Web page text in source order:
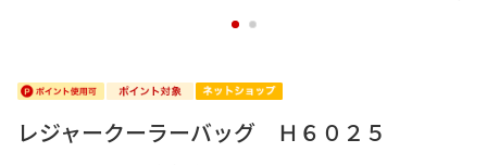
1 2
レジャークーラーバッグ Ｈ６０２５